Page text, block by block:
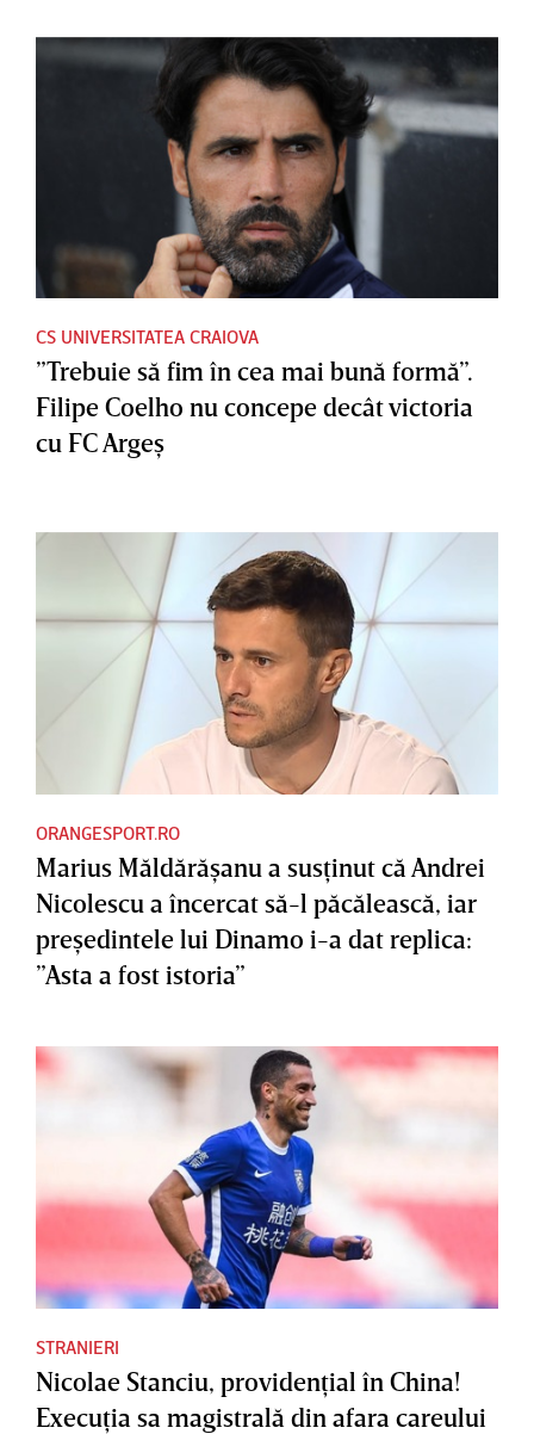
CS UNIVERSITATEA CRAIOVA
”Trebuie să fim în cea mai bună formă”.
Filipe Coelho nu concepe decât victoria
cu FC Argeş
ORANGESPORT.RO
Marius Măldărăşanu a susţinut că Andrei
Nicolescu a încercat să-l păcălească, iar
preşedintele lui Dinamo i-a dat replica:
”Asta a fost istoria”
STRANIERI
Nicolae Stanciu, providenţial în China!
Execuţia sa magistrală din afara careului